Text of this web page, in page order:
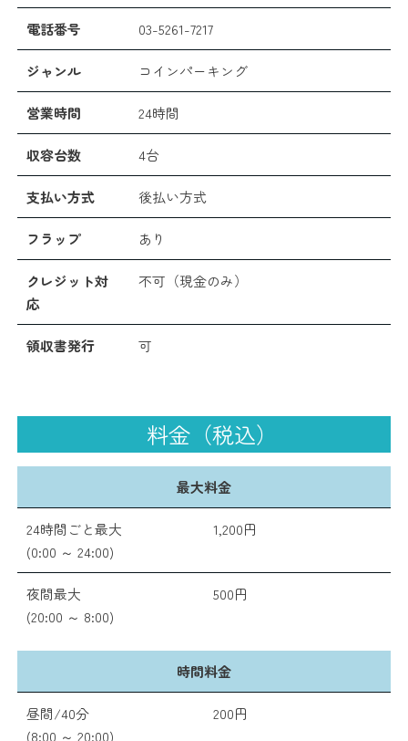
電話番号 03-5261-7217
ジャンル コインパーキング
営業時間 24時間
収容台数 4台
支払い方式 後払い方式
フラップ あり
クレジット対
応
不可（現金のみ）
領収書発行 可
料金（税込）
最大料金
24時間ごと最大
(0:00 ～ 24:00)
1,200円
夜間最大
(20:00 ～ 8:00)
500円
時間料金
昼間/40分
(8:00 ～ 20:00)
200円